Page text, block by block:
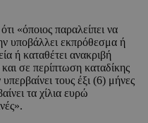
«όποιος παραλείπει να
υποβάλλει εκπρόθεσμα ή
ή καταθέτει ανακριβή
και σε περίπτωση καταδίκης
τους έξι (6) μήνες
τα χίλια ευρώ